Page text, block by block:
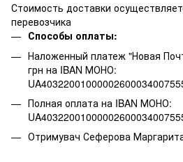
Стоимость доставки
перевозчика
Способы оплаты:
Наложенный платеж "Новая
грн на IBAN МОНО:
Полная оплата на IBAN МОНО:
Отримувач Сеферова